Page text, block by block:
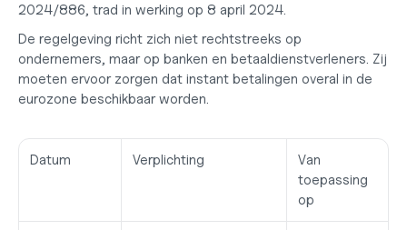
2024/886, trad in werking op 8 april 2024.
De regelgeving richt zich niet rechtstreeks op
ondernemers, maar op banken en betaaldienstverleners. Zij
moeten ervoor zorgen dat instant betalingen overal in de
eurozone beschikbaar worden.
Datum Verplichting
Van
toepassing
op